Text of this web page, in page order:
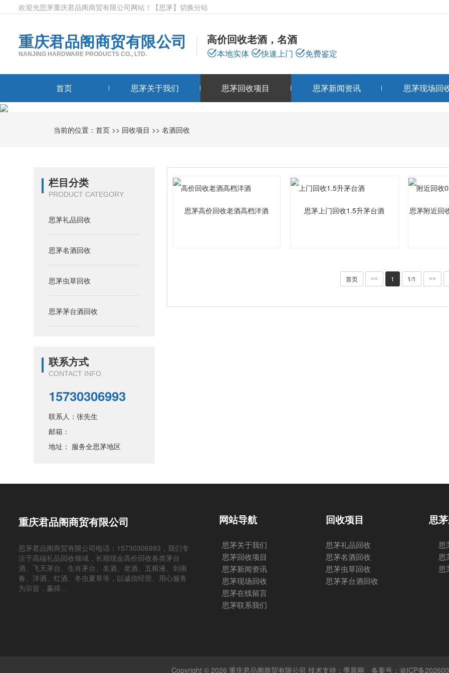
欢迎光思茅重庆君品阁商贸有限公司网站！ 【思茅】 切换分站
重庆君品阁商贸有限公司
NANJING HARDWARE PRODUCTS CO., LTD.
高价回收老酒，名酒
本地实体 快速上门 免费鉴定
首页 思茅关于我们 思茅回收项目 思茅新闻资讯 思茅现场回
当前的位置：首页 >> 回收项目 >>名酒回收
栏目分类
PRODUCT CATEGORY
思茅礼品回收
思茅名酒回收
思茅虫草回收
思茅茅台酒回收
联系方式
CONTACT INFO
15730306993
联系人：张先生
邮箱：
地址： 服务全思茅地区
思茅高价回收老酒高档洋酒 思茅上门回收1.5升茅台酒 思茅附近回
首页 << 1 1/1 >>
重庆君品阁商贸有限公司
思茅君品阁商贸有限公司电话：15730306993，我们专
注于高端礼品回收领域，长期现金高价回收各类茅台
酒、飞天茅台、生肖茅台、名酒、老酒、五粮液、剑南
春、洋酒、红酒、冬虫夏草等，以诚信经营、用心服务
为宗旨，赢得...
网站导航
思茅关于我们
思茅回收项目
思茅新闻资讯
思茅现场回收
思茅在线留言
思茅联系我们
回收项目
思茅礼品回收
思茅名酒回收
思茅虫草回收
思茅茅台酒回收
思
思
思
思
Copyright © 2026 重庆君品阁商贸有限公司 技术支持：季晨网 备案号：渝ICP备